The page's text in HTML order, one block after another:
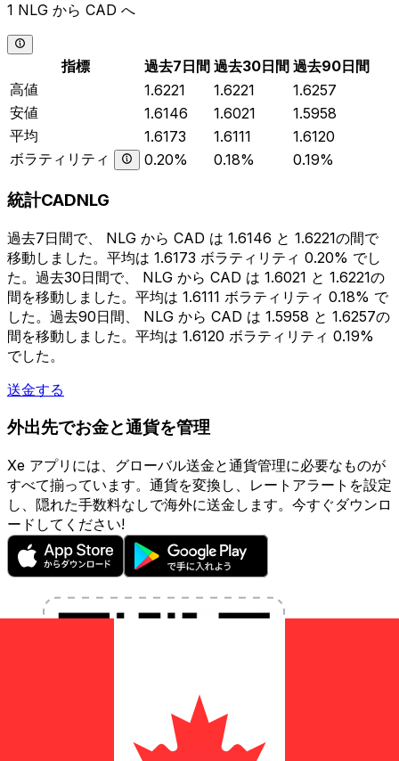
1 NLG から CAD へ
指標 過去7日間 過去30日間 過去90日間
高値
1.6221 1.6221
1.6257
安値
1.6146 1.6021
1.5958
平均
1.6173 1.6111
1.6120
ボラティリティ
0.20% 0.18% 0.19%
統計CADNLG
過去7日間で、 NLG から CAD は 1.6146 と 1.6221の間で
移動しました。平均は 1.6173 ボラティリティ 0.20% でし
た。過去30日間で、 NLG から CAD は 1.6021 と 1.6221の
間を移動しました。平均は 1.6111 ボラティリティ 0.18% で
した。過去90日間、 NLG から CAD は 1.5958 と 1.6257の
間を移動しました。平均は 1.6120 ボラティリティ 0.19%
でした。
送金する
外出先でお金と通貨を管理
Xe アプリには、グローバル送金と通貨管理に必要なものが
すべて揃っています。通貨を変換し、レートアラートを設定
し、隠れた手数料なしで海外に送金します。今すぐダウンロ
ードしてください!